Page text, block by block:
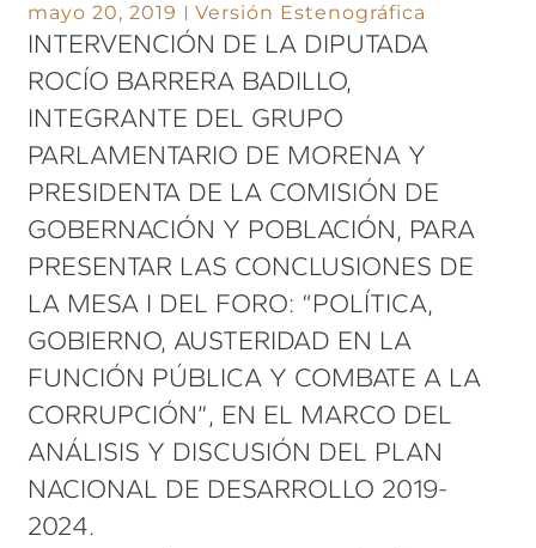
mayo 20, 2019 Versión Estenográfica
INTERVENCIÓN DE LA DIPUTADA
ROCÍO BARRERA BADILLO,
INTEGRANTE DEL GRUPO
PARLAMENTARIO DE MORENA Y
PRESIDENTA DE LA COMISIÓN DE
GOBERNACIÓN Y POBLACIÓN, PARA
PRESENTAR LAS CONCLUSIONES DE
LA MESA I DEL FORO: “POLÍTICA,
GOBIERNO, AUSTERIDAD EN LA
FUNCIÓN PÚBLICA Y COMBATE A LA
CORRUPCIÓN”, EN EL MARCO DEL
ANÁLISIS Y DISCUSIÓN DEL PLAN
NACIONAL DE DESARROLLO 2019-
2024.